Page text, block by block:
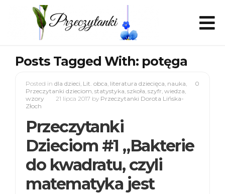
Posts Tagged With: potęga
0
Posted in dla dzieci, Lit. obca, literatura dziecięca, nauka,
Przeczytanki dzieciom, statystyka, szkoła, szyfr, wiedza,
wzory
21 lipca 2017 by Przeczytanki Dorota Lińska-
Złoch
Przeczytanki
Dzieciom #1 „Bakterie
do kwadratu, czyli
matematyka jest